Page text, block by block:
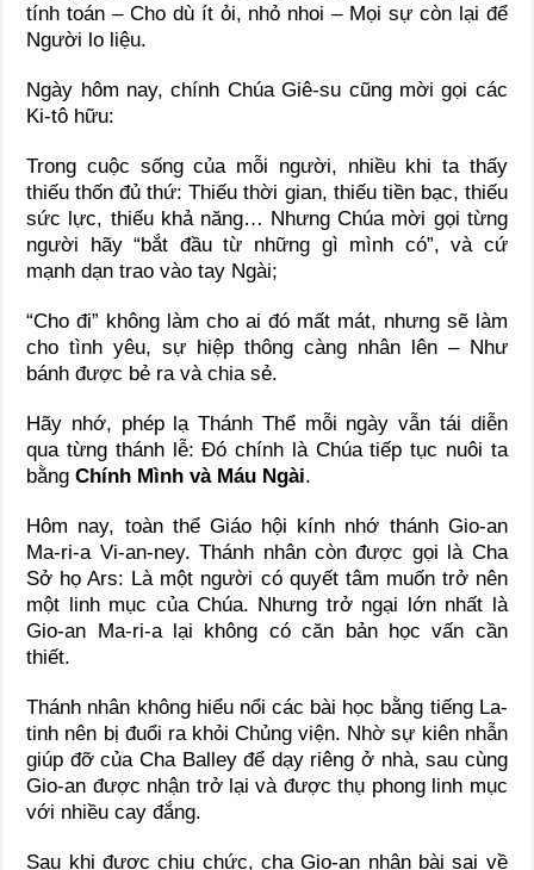
tính toán – Cho dù ít ỏi, nhỏ nhoi – Mọi sự còn lại để
Người lo liệu.
Ngày hôm nay, chính Chúa Giê-su cũng mời gọi các
Ki-tô hữu:
Trong cuộc sống của mỗi người, nhiều khi ta thấy
thiếu thốn đủ thứ: Thiếu thời gian, thiếu tiền bạc, thiếu
sức lực, thiếu khả năng… Nhưng Chúa mời gọi từng
người hãy “bắt đầu từ những gì mình có”, và cứ
mạnh dạn trao vào tay Ngài;
“Cho đi” không làm cho ai đó mất mát, nhưng sẽ làm
cho tình yêu, sự hiệp thông càng nhân lên – Như
bánh được bẻ ra và chia sẻ.
Hãy nhớ, phép lạ Thánh Thể mỗi ngày vẫn tái diễn
qua từng thánh lễ: Đó chính là Chúa tiếp tục nuôi ta
bằngChính Mình và Máu Ngài.
Hôm nay, toàn thể Giáo hội kính nhớ thánh Gio-an
Ma-ri-a Vi-an-ney. Thánh nhân còn được gọi là Cha
Sở họ Ars: Là một người có quyết tâm muốn trở nên
một linh mục của Chúa. Nhưng trở ngại lớn nhất là
Gio-an Ma-ri-a lại không có căn bản học vấn cần
thiết.
Thánh nhân không hiểu nổi các bài học bằng tiếng La-
tinh nên bị đuổi ra khỏi Chủng viện. Nhờ sự kiên nhẫn
giúp đỡ của Cha Balley để dạy riêng ở nhà, sau cùng
Gio-an được nhận trở lại và được thụ phong linh mục
với nhiều cay đắng.
Sau khi được chịu chức, cha Gio-an nhận bài sai về